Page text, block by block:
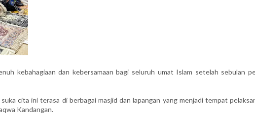
kebahagiaan dan kebersamaan bagi seluruh umat Islam setelah sebulan
cita ini terasa di berbagai masjid dan lapangan yang menjadi tempat
Kandangan.